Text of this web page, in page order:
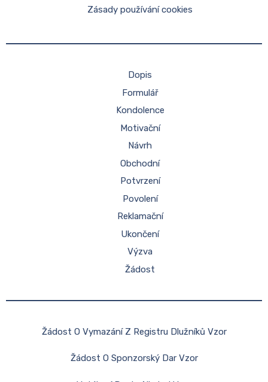
Zásady používání cookies
Dopis
Formulář
Kondolence
Motivační
Návrh
Obchodní
Potvrzení
Povolení
Reklamační
Ukončení
Výzva
Žádost
Žádost O Vymazání Z Registru Dlužníků Vzor
Žádost O Sponzorský Dar Vzor